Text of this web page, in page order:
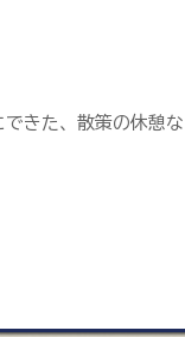
きた、散策の休憩な